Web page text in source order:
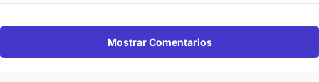
Mostrar Comentarios